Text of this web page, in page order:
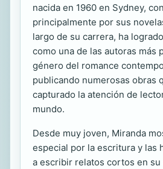
nacida en 1960 en Sydney,
principalmente por sus
largo de su carrera, ha
como una de las autoras más
género del romance
publicando numerosas obras
capturado la atención de
mundo.
Desde muy joven, Miranda
especial por la escritura y las
a escribir relatos cortos en su